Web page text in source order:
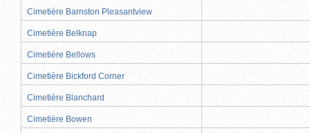
Cimetière Barnston Pleasantview
Cimetière Belknap
Cimetière Bellows
Cimetière Bickford Corner
Cimetière Blanchard
Cimetière Bowen